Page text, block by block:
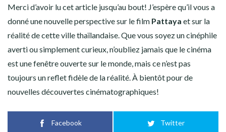
Merci d’avoir lu cet article jusqu’au bout! J’espère qu’il vous a
donné une nouvelle perspective sur le film Pattaya et sur la
réalité de cette ville thaïlandaise. Que vous soyez un cinéphile
averti ou simplement curieux, n’oubliez jamais que le cinéma
est une fenêtre ouverte sur le monde, mais ce n’est pas
toujours un reflet fidèle de la réalité. À bientôt pour de
nouvelles découvertes cinématographiques!
Facebook Twitter